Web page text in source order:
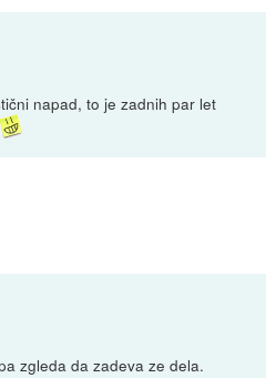
napad, to je zadnih par let
zgleda da zadeva ze dela.